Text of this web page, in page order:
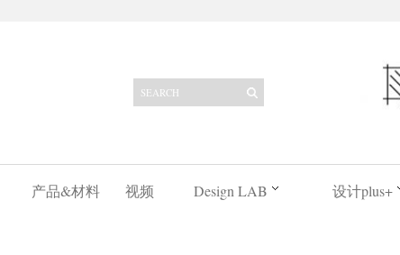
产品&材料 视频 Design LAB 设计plus+